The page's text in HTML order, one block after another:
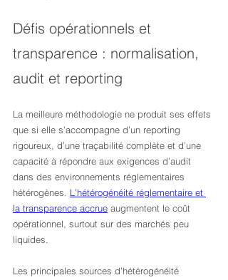
Défis opérationnels et
transparence : normalisation,
audit et reporting
La meilleure méthodologie ne produit ses effets
que si elle s’accompagne d’un reporting
rigoureux, d’une traçabilité complète et d’une
capacité à répondre aux exigences d’audit
dans des environnements réglementaires
hétérogènes. L’hétérogénéité réglementaire et
la transparence accrue augmentent le coût
opérationnel, surtout sur des marchés peu
liquides.
Les principales sources d’hétérogénéité